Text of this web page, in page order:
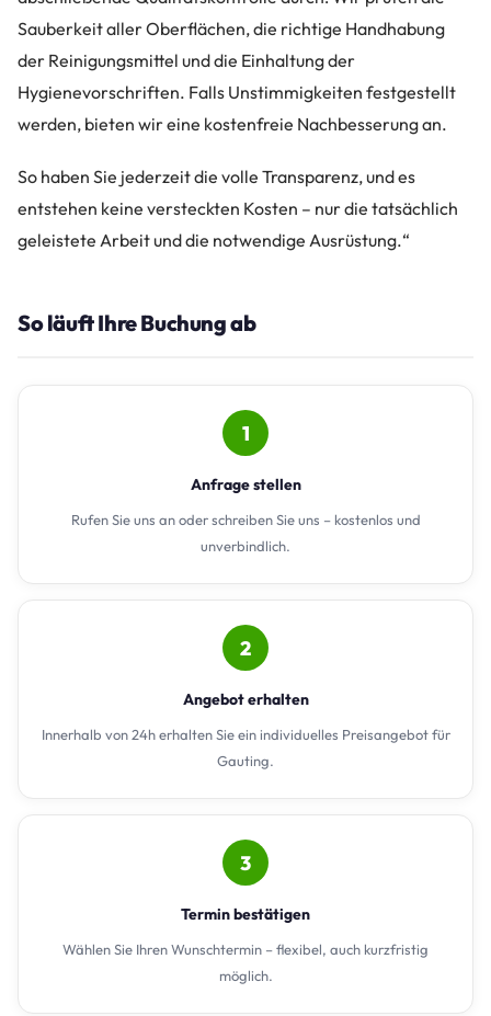
Sauberkeit aller Oberflächen, die richtige Handhabung
der Reinigungsmittel und die Einhaltung der
Hygienevorschriften. Falls Unstimmigkeiten festgestellt
werden, bieten wir eine kostenfreie Nachbesserung an.
So haben Sie jederzeit die volle Transparenz, und es
entstehen keine versteckten Kosten – nur die tatsächlich
geleistete Arbeit und die notwendige Ausrüstung.“
So läuft Ihre Buchung ab
1
Anfrage stellen
Rufen Sie uns an oder schreiben Sie uns – kostenlos und
unverbindlich.
2
Angebot erhalten
Innerhalb von 24h erhalten Sie ein individuelles Preisangebot für
Gauting.
3
Termin bestätigen
Wählen Sie Ihren Wunschtermin – flexibel, auch kurzfristig
möglich.